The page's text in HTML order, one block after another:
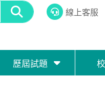
線上客服
歷屆試題